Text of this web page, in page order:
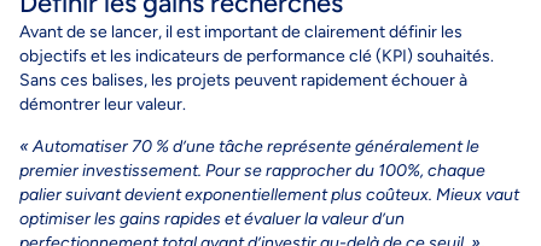
Avant de se lancer, il est important de clairement définir les
objectifs et les indicateurs de performance clé (KPI) souhaités.
Sans ces balises, les projets peuvent rapidement échouer à
démontrer leur valeur.
«Automatiser 70 % d’une tâche représente généralement le
premier investissement. Pour se rapprocher du 100%, chaque
palier suivant devient exponentiellement plus coûteux. Mieux vaut
optimiser les gains rapides et évaluer la valeur d’un